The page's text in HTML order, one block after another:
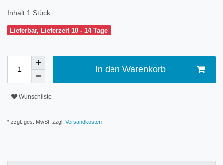
Inhalt 1 Stück
Lieferbar, Lieferzeit 10 - 14 Tage
In den Warenkorb
Wunschliste
* zzgl. ges. MwSt. zzgl. Versandkosten